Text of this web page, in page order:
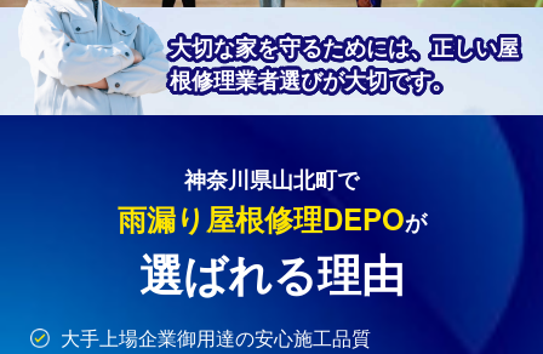
大切な家を守るためには、正しい屋
根修理業者選びが大切です。
神奈川県山北町で
雨漏り屋根修理DEPOが
選ばれる理由
大手上場企業御用達の安心施工品質